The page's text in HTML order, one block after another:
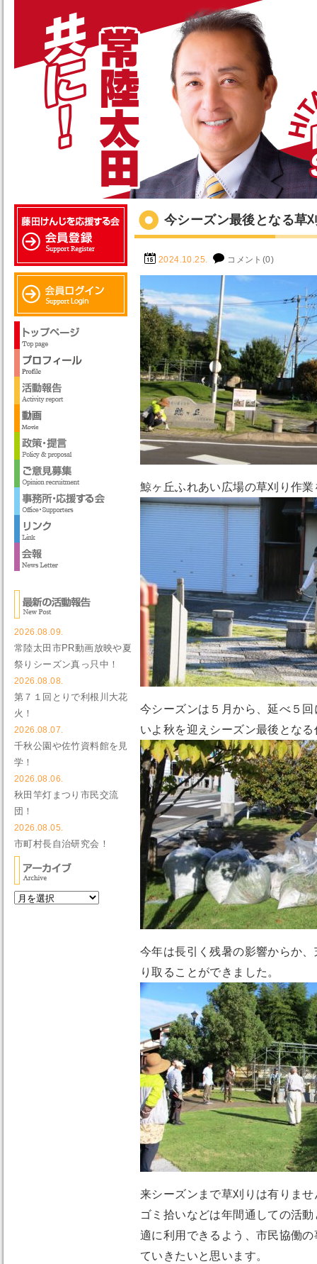
今シーズン最後となる草
2024.10.25. コメント(0)
鯨ヶ丘ふれあい広場の草刈り作
今シーズンは５月から、延べ５
いよ秋を迎えシーズン最後とな
今年は長引く残暑の影響からか
り取ることができました。
来シーズンまで草刈りは有りま
ゴミ拾いなどは年間通しての活
適に利用できるよう、市民協働
ていきたいと思います。
2026.08.09.
常陸太田市PR動画放映や夏
祭りシーズン真っ只中！
2026.08.08.
第７１回とりで利根川大花
火！
2026.08.07.
千秋公園や佐竹資料館を見
学！
2026.08.06.
秋田竿灯まつり市民交流
団！
2026.08.05.
市町村長自治研究会！